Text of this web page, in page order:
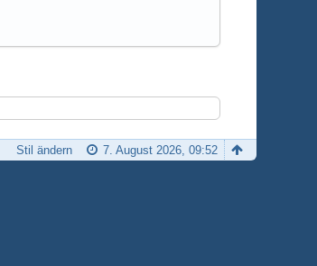
7. August 2026, 09:52
Stil ändern